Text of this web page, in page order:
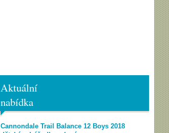
Aktuální
nabídka
Cannondale Trail Balance 12 Boys 2018